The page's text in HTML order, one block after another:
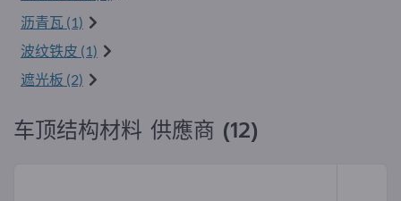
沥青瓦 (1)
波纹铁皮 (1)
遮光板 (2)
车顶结构材料 供應商 (12)